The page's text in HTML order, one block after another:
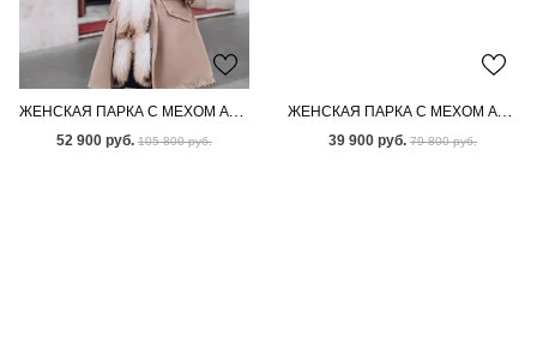
ЖЕНСКАЯ ПАРКА С МЕХОМ АУКЦИОННОЙ ЛИСЫ
52 900 руб. 105 800 руб.
ЖЕНСКАЯ ПАРКА С МЕХОМ АУКЦИОННОГО ПЕСЦА
39 900 руб. 79 800 руб.